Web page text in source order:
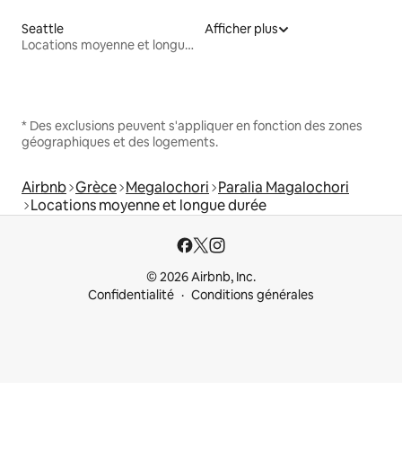
Seattle
Locations moyenne et longue durée
Afficher plus
* Des exclusions peuvent s'appliquer en fonction des zones
géographiques et des logements.
Airbnb Grèce Megalochori Paralia Magalochori
Locations moyenne et longue durée
© 2026 Airbnb, Inc.
Confidentialité
Conditions générales